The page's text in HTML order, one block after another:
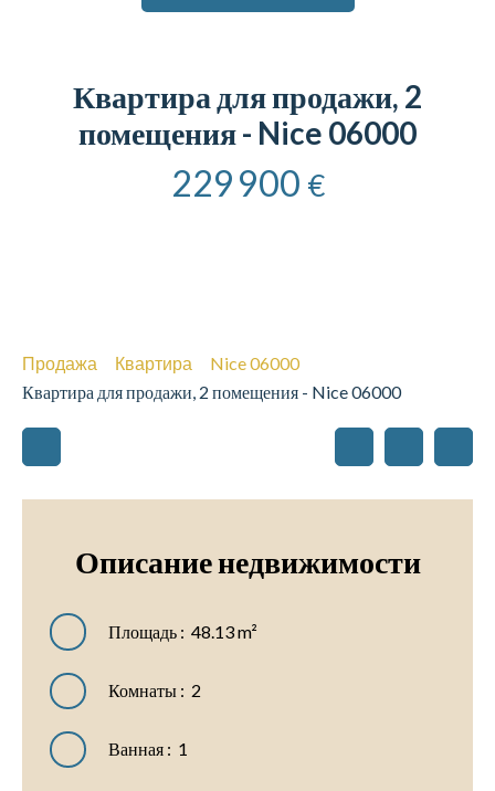
Квартира для продажи, 2
помещения - Nice 06000
229 900 €
Продажа Квартира
Nice 06000
Квартира для продажи, 2 помещения - Nice 06000
Описаниенедвижимости
Площадь : 48.13m²
Комнаты : 2
Ванная : 1